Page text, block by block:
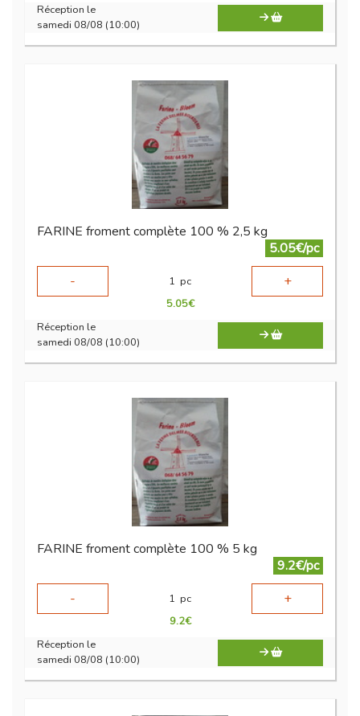
Réception le
samedi 08/08 (10:00)
FARINE froment complète 100 % 2,5 kg
5.05€/pc
-
1 pc +
5.05€
Réception le
samedi 08/08 (10:00)
FARINE froment complète 100 % 5 kg
9.2€/pc
-
1 pc +
9.2€
Réception le
samedi 08/08 (10:00)